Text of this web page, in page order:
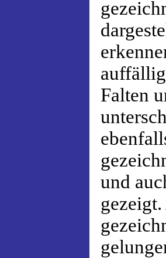
Falten
und